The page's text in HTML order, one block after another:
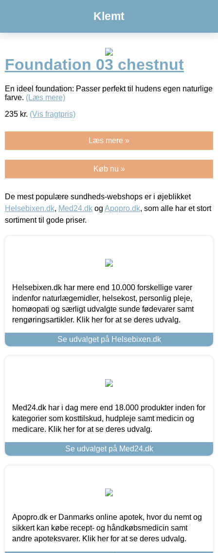
Klemt
Foundation 03 chestnut
En ideel foundation: Passer perfekt til hudens egen naturlige
farve. (Læs mere)
235 kr. (Vis fragtpris)
Læs mere »
Køb nu »
De mest populære sundheds-webshops er i øjeblikket
Helsebixen.dk, Med24.dk og Apopro.dk, som alle har et stort
sortiment til gode priser.
Helsebixen.dk har mere end 10.000 forskellige varer
indenfor naturlægemidler, helsekost, personlig pleje,
homøopati og særligt udvalgte sunde fødevarer samt
rengøringsartikler. Klik her for at se deres udvalg.
Se udvalget på Helsebixen.dk
Med24.dk har i dag mere end 18.000 produkter inden for
kategorier som kosttilskud, hudpleje samt medicin og
medicare. Klik her for at se deres udvalg.
Se udvalget på Med24.dk
Apopro.dk er Danmarks online apotek, hvor du nemt og
sikkert kan købe recept- og håndkøbsmedicin samt
andre apoteksvarer. Klik her for at se deres udvalg.